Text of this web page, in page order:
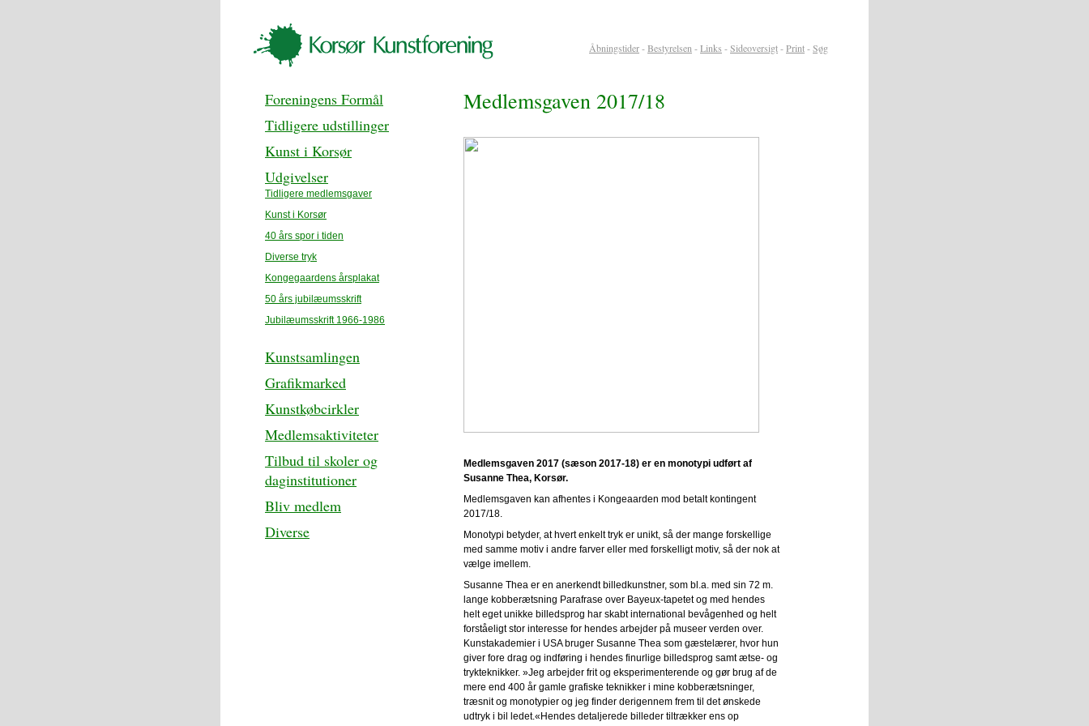
Åbningstider-Bestyrelsen -Links -Sideoversigt-Print-Søg
Foreningens Formål
Tidligere udstillinger
Kunst i Korsør
Udgivelser
Tidligere medlemsgaver
Kunst i Korsør
40 års spor i tiden
Diverse tryk
Kongegaardens årsplakat
50 års jubilæumsskrift
Jubilæumsskrift 1966-1986
Kunstsamlingen
Grafikmarked
Kunstkøbcirkler
Medlemsaktiviteter
Tilbud til skoler og
daginstitutioner
Bliv medlem
Diverse
Medlemsgaven 2017/18
Medlemsgaven 2017 (sæson 2017-18) er en monotypi udført af
Susanne Thea, Korsør.
Medlemsgaven kan afhentes i Kongeaarden mod betalt kontingent
2017/18.
Monotypi betyder, at hvert enkelt tryk er unikt, så der mange forskellige
med samme motiv i andre farver eller med forskelligt motiv, så der nok at
vælge imellem.
Susanne Thea er en anerkendt billedkunstner, som bl.a. med sin 72 m.
lange kobberætsning Parafrase over Bayeux-tapetet og med hendes
helt eget unikke billedsprog har skabt international bevågenhed og helt
forståeligt stor interesse for hendes arbejder på museer verden over.
Kunstakademier i USA bruger Susanne Thea som gæstelærer, hvor hun
giver fore drag og indføring i hendes finurlige billedsprog samt ætse- og
trykteknikker. »Jeg arbejder frit og eksperimenterende og gør brug af de
mere end 400 år gamle grafiske teknikker i mine kobberætsninger,
træsnit og monotypier og jeg finder derigennem frem til det ønskede
udtryk i bil ledet.«Hendes detaljerede billeder tiltrækker ens op